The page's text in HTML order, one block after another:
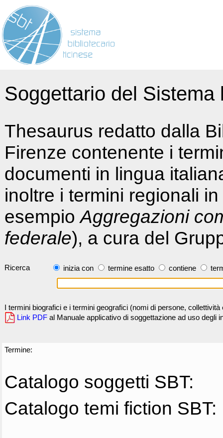
Soggettario del
Thesaurus redatto dalla
Firenze contenente i
documenti in lingua
inoltre i termini regionali
esempioAggregazioni
federale), a cura del
Ricerca inizia con termine esatto contiene
I termini biografici e i termini geografici (nomi di persone,
Link PDF al Manuale applicativo di soggettazione ad uso degli
Termine:
Catalogo soggetti SBT:
Catalogo temi fiction SBT: